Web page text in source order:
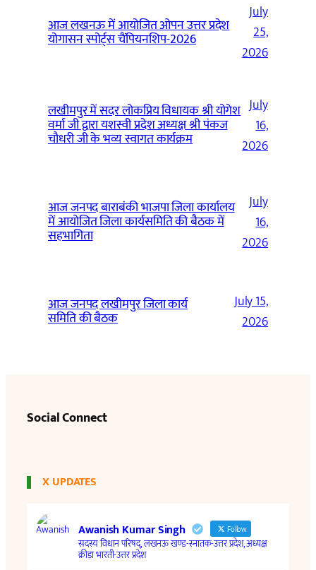
आज लखनऊ में आयोजित ओपन उत्तर प्रदेश
योगासन स्पोर्ट्स चैंपियनशिप-2026
July
25,
2026
लखीमपुर में सदर लोकप्रिय विधायक श्री योगेश
वर्मा जी द्वारा यशस्वी प्रदेश अध्यक्ष श्री पंकज
चौधरी जी के भव्य स्वागत कार्यक्रम
July
16,
2026
आज जनपद बाराबंकी भाजपा जिला कार्यालय
में आयोजित जिला कार्यसमिति की बैठक में
सहभागिता
July
16,
2026
आज जनपद लखीमपुर जिला कार्य
समिति की बैठक
July 15,
2026
Social Connect
X UPDATES